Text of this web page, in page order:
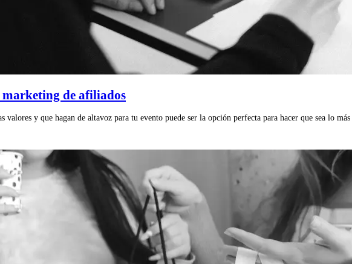
marketing de afiliados
valores y que hagan de altavoz para tu evento puede ser la opción perfecta para hacer que sea lo